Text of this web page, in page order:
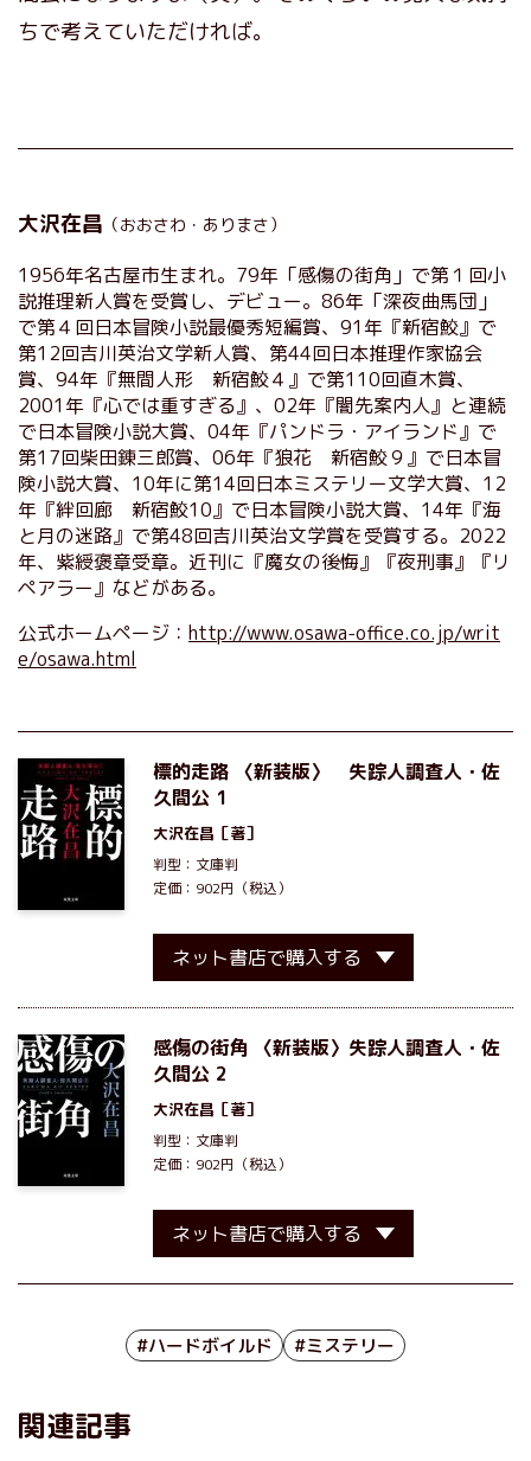
ちで考えていただければ。
大沢在昌 （おおさわ・ありまさ）
1956年名古屋市生まれ。79年「感傷の街角」で第１回小
説推理新人賞を受賞し、デビュー。86年「深夜曲馬団」
で第４回日本冒険小説最優秀短編賞、91年『新宿鮫』で
第12回吉川英治文学新人賞、第44回日本推理作家協会
賞、94年『無間人形 新宿鮫４』で第110回直木賞、
2001年『心では重すぎる』、02年『闇先案内人』と連続
で日本冒険小説大賞、04年『パンドラ・アイランド』で
第17回柴田錬三郎賞、06年『狼花 新宿鮫９』で日本冒
険小説大賞、10年に第14回日本ミステリー文学大賞、12
年『絆回廊 新宿鮫10』で日本冒険小説大賞、14年『海
と月の迷路』で第48回吉川英治文学賞を受賞する。2022
年、紫綬褒章受章。近刊に『魔女の後悔』『夜刑事』『リ
ペアラー』などがある。
公式ホームページ： http://www.osawa-office.co.jp/writ
e/osawa.html
標的走路 〈新装版〉 失踪人調査人・佐
久間公 1
大沢在昌 ［著］
判型：文庫判
定価：902円（税込）
ネット書店で購入する
感傷の街角 〈新装版〉失踪人調査人・佐
久間公 2
大沢在昌 ［著］
判型：文庫判
定価：902円（税込）
ネット書店で購入する
#ハードボイルド #ミステリー
関連記事